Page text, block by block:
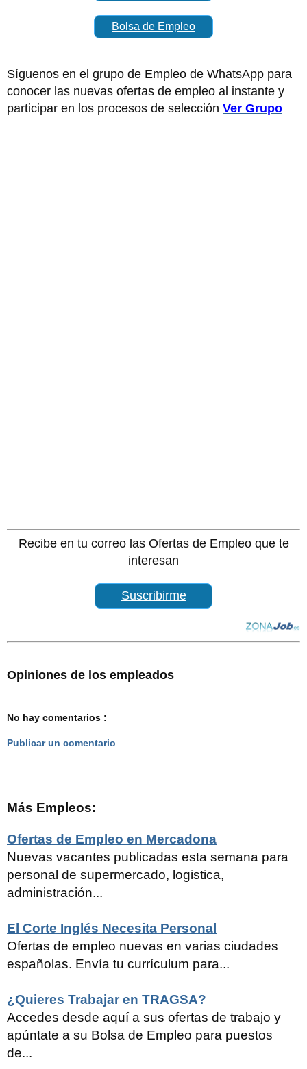
Bolsa de Empleo
Síguenos en el grupo de Empleo de WhatsApp para
conocer las nuevas ofertas de empleo al instante y
participar en los procesos de selección Ver Grupo
Recibe en tu correo las Ofertas de Empleo que te
interesan
Suscribirme
Opiniones de los empleados
No hay comentarios :
Publicar un comentario
Más Empleos:
Ofertas de Empleo en Mercadona
Nuevas vacantes publicadas esta semana para
personal de supermercado, logistica,
administración...
El Corte Inglés Necesita Personal
Ofertas de empleo nuevas en varias ciudades
españolas. Envía tu currículum para...
¿Quieres Trabajar en TRAGSA?
Accedes desde aquí a sus ofertas de trabajo y
apúntate a su Bolsa de Empleo para puestos
de...